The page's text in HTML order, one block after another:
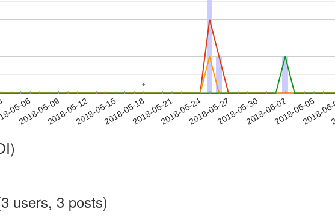
05-06
2018-05-092018-05-122018-05-152018-05-182018-05-212018-05-242018-05-272018-05-302018-06-022018-06-05
2018-
*
*
users, 3 posts)